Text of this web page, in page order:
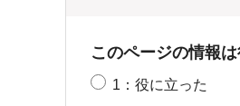
このページの情報
1：役に立った